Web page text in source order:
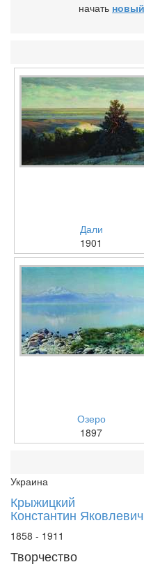
начать
Дали
1901
Озеро
1897
Украина
Крыжицкий
Константин Яковлевич
1858 - 1911
Творчество